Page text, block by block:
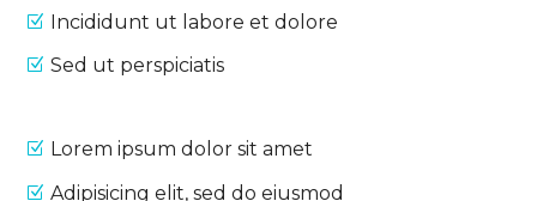
Incididunt ut labore et dolore
Sed ut perspiciatis
Lorem ipsum dolor sit amet
Adipisicing elit, sed do eiusmod